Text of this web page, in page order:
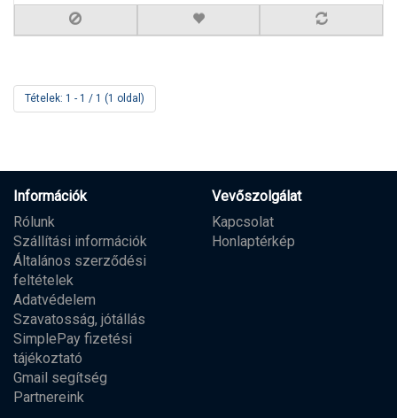
Tételek: 1 - 1 / 1 (1 oldal)
Információk
Rólunk
Szállítási információk
Általános szerződési
feltételek
Adatvédelem
Szavatosság, jótállás
SimplePay fizetési
tájékoztató
Gmail segítség
Partnereink
Vevőszolgálat
Kapcsolat
Honlaptérkép